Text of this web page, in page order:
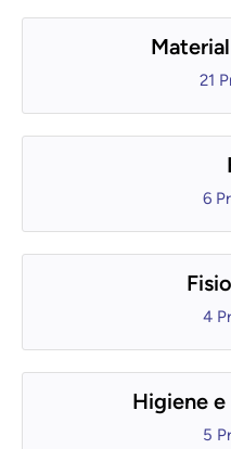
21
6
4
Higiene
5